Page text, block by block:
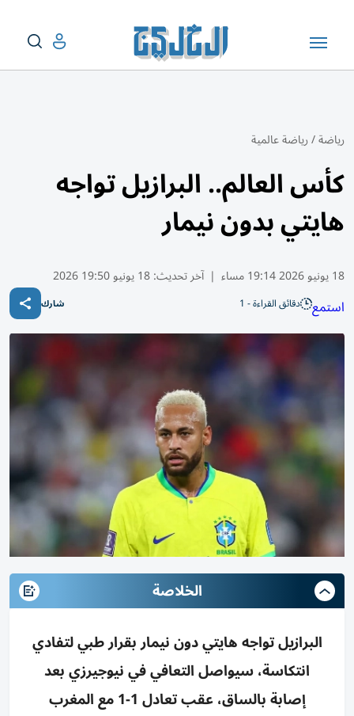
رياضة/رياضة عالمية
كأس العالم.. البرازيل تواجه
هايتي بدون نيمار
18 يونيو 2026 19:14 مساء | آخر تحديث:18 يونيو 19:50 2026
استمع دقائق القراءة - 1 شارك
الخلاصة
البرازيل تواجه هايتي دون نيمار بقرار طبي لتفادي
انتكاسة، سيواصل التعافي في نيوجيرزي بعد
إصابة بالساق، عقب تعادل 1-1 مع المغرب